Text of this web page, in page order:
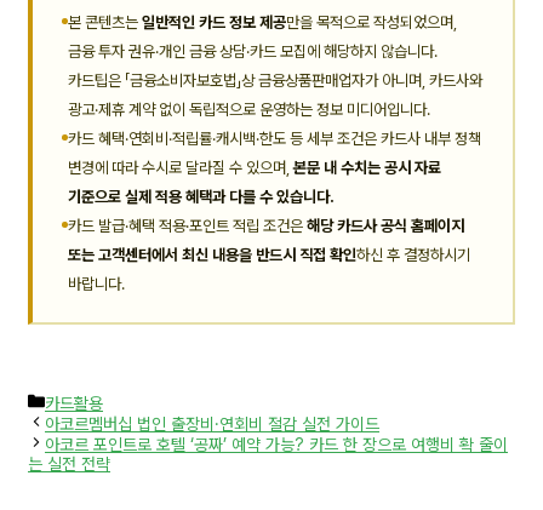
본 콘텐츠는 일반적인 카드 정보 제공만을 목적으로 작성되었으며,
금융 투자 권유·개인 금융 상담·카드 모집에 해당하지 않습니다.
카드팁은 「금융소비자보호법」상 금융상품판매업자가 아니며, 카드사와
광고·제휴 계약 없이 독립적으로 운영하는 정보 미디어입니다.
카드 혜택·연회비·적립률·캐시백·한도 등 세부 조건은 카드사 내부 정책
변경에 따라 수시로 달라질 수 있으며,본문 내 수치는 공시 자료
기준으로 실제 적용 혜택과 다를 수 있습니다.
카드 발급·혜택 적용·포인트 적립 조건은 해당 카드사 공식 홈페이지
또는 고객센터에서 최신 내용을 반드시 직접 확인하신 후 결정하시기
바랍니다.
카
테
고
리
카드활용
아코르멤버십 법인 출장비·연회비 절감 실전 가이드
아코르 포인트로 호텔 ‘공짜’ 예약 가능? 카드 한 장으로 여행비 확 줄이
는 실전 전략